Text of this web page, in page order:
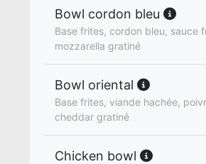
Bowl cordon bleu
Base frites, cordon bleu, sauce
mozzarella gratiné
Bowl oriental
Base frites, viande hachée,
cheddar gratiné
Chicken bowl